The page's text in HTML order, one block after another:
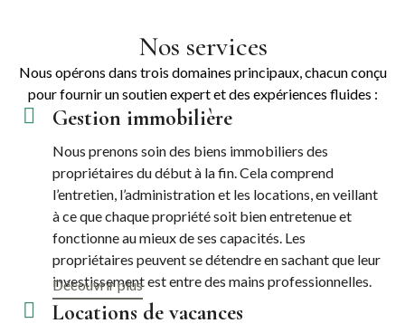
Nos services
Nous opérons dans trois domaines principaux, chacun conçu
pour fournir un soutien expert et des expériences fluides :
Gestion immobilière
Nous prenons soin des biens immobiliers des
propriétaires du début à la fin. Cela comprend
l’entretien, l’administration et les locations, en veillant
à ce que chaque propriété soit bien entretenue et
fonctionne au mieux de ses capacités. Les
propriétaires peuvent se détendre en sachant que leur
investissement est entre des mains professionnelles.
Découvrir plus
Locations de vacances